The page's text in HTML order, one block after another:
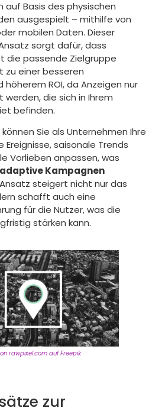
Basis des physischen
ausgespielt – mithilfe von
mobilen Daten. Dieser
sorgt dafür, dass
die passende Zielgruppe
zu einer besseren
höherem ROI, da Anzeigen nur
die sich in Ihrem
befinden.
Sie als Unternehmen Ihre
saisonale Trends
Vorlieben anpassen, was
Kampagnen
steigert nicht nur das
schafft auch eine
für die Nutzer, was die
stärken kann.
rawpixel.com auf Freepik
zur